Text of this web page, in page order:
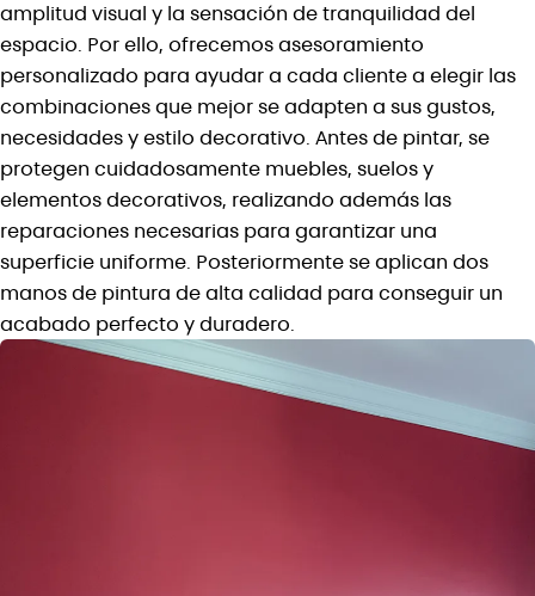
amplitud visual y la sensación de tranquilidad del
espacio. Por ello, ofrecemos asesoramiento
personalizado para ayudar a cada cliente a elegir las
combinaciones que mejor se adapten a sus gustos,
necesidades y estilo decorativo. Antes de pintar, se
protegen cuidadosamente muebles, suelos y
elementos decorativos, realizando además las
reparaciones necesarias para garantizar una
superficie uniforme. Posteriormente se aplican dos
manos de pintura de alta calidad para conseguir un
acabado perfecto y duradero.